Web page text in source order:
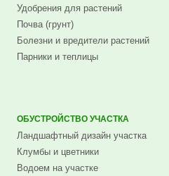
Удобрения для растений
Почва (грунт)
Болезни и вредители растений
Парники и теплицы
ОБУСТРОЙСТВО УЧАСТКА
Ландшафтный дизайн участка
Клумбы и цветники
Водоем на участке